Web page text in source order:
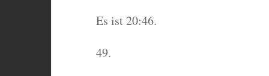
Es ist 20:46.
49.